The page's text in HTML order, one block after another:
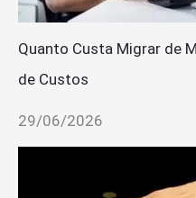
Quanto Custa Migrar de
de Custos
29/06/2026